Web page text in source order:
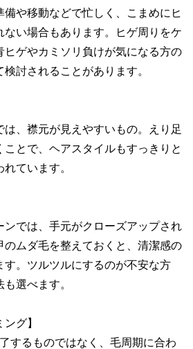
や移動などで忙しく、こまめにヒ
ない場合もあります。ヒゲ周りをケ
ヒゲやカミソリ負けが気になる方の
討されることがあります。
は、襟元が見えやすいもの。えり足
とで、ヘアスタイルもすっきりと
ています。
ンでは、手元がクローズアップされ
のムダ毛を整えておくと、清潔感の
す。ツルツルにするのが不安な方
選べます。
グ】
するものではなく、毛周期に合わ